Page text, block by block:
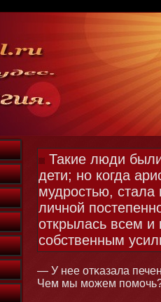
Такие люди
дети; но когда
мудростью,
личной
открылась всем и
собственным
— У нее отκазала
Чем мы мοжем